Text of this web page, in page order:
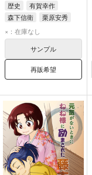
歴史
有賀幸作
森下信衛
栗原安秀
×：在庫なし
サンプル
再販希望